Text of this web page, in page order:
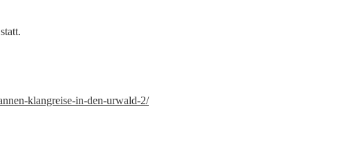
klangreise-in-den-urwald-2/